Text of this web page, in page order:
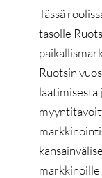
Tässä
tasolle
Ruotsin
laatimisesta